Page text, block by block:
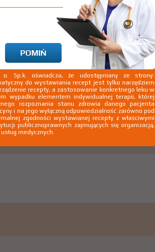
POMIŃ
o. Sp.k. oświadcza, że udostępniany ze strony:
do wystawiania recept jest tylko narzędziem
recepty, a zastosowanie konkretnego leku w
wypadku elementem indywidualnej terapii, której
rozpoznania stanu zdrowia danego pacjenta
i na jego wyłączną odpowiedzialność zarówno pod
zgodności wystawianej recepty z właściwymi
publicznoprawnych zajmujących się organizacją,
medycznych.